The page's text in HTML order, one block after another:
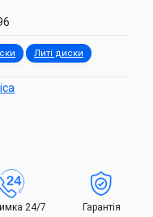
Литі диски
24/7 Гарантія